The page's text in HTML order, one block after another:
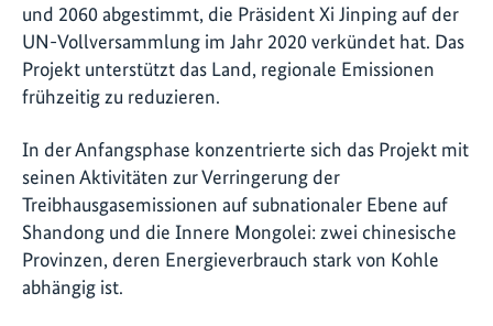
und 2060 abgestimmt, die Präsident Xi Jinping auf der
UN-Vollversammlung im Jahr 2020 verkündet hat. Das
Projekt unterstützt das Land, regionale Emissionen
frühzeitig zu reduzieren.
In der Anfangsphase konzentrierte sich das Projekt mit
seinen Aktivitäten zur Verringerung der
Treibhausgasemissionen auf subnationaler Ebene auf
Shandong und die Innere Mongolei: zwei chinesische
Provinzen, deren Energieverbrauch stark von Kohle
abhängig ist.